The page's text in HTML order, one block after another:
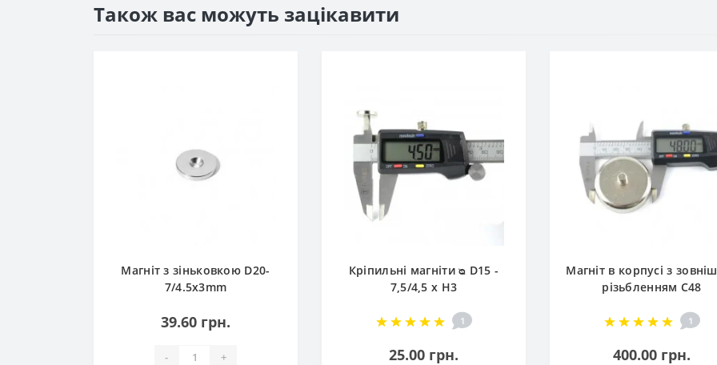
Також вас можуть зацікавити
Магніт з зіньковкою D20-
7/4.5x3mm
39.60 грн.
- +
Кріпильні магніти ᴓ D15 -
7,5/4,5 x H3
1
25.00 грн.
Магніт в корпусі з
різьбленням С48
1
400.00 грн.